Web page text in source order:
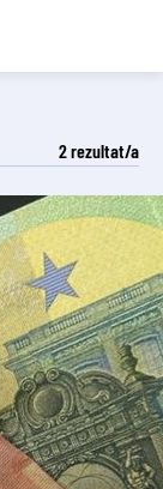
2rezultat/a